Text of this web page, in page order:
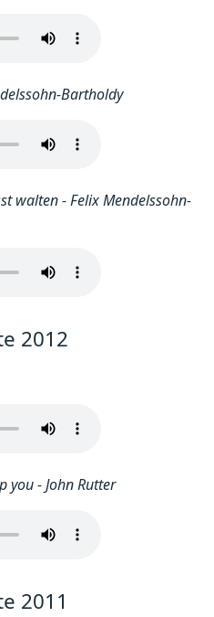
Bartholdy
walten - Felix Mendelssohn-
2012
you - John Rutter
2011